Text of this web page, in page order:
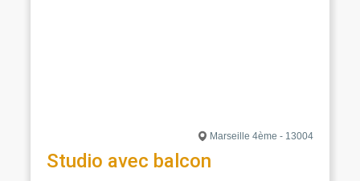
Marseille 4ème - 13004
Studio avec balcon